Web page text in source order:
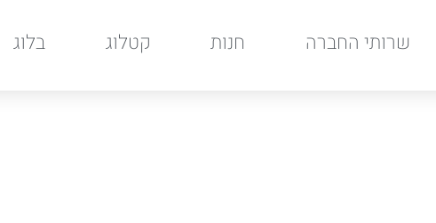
שרותי החברה חנות קטלוג בלוג